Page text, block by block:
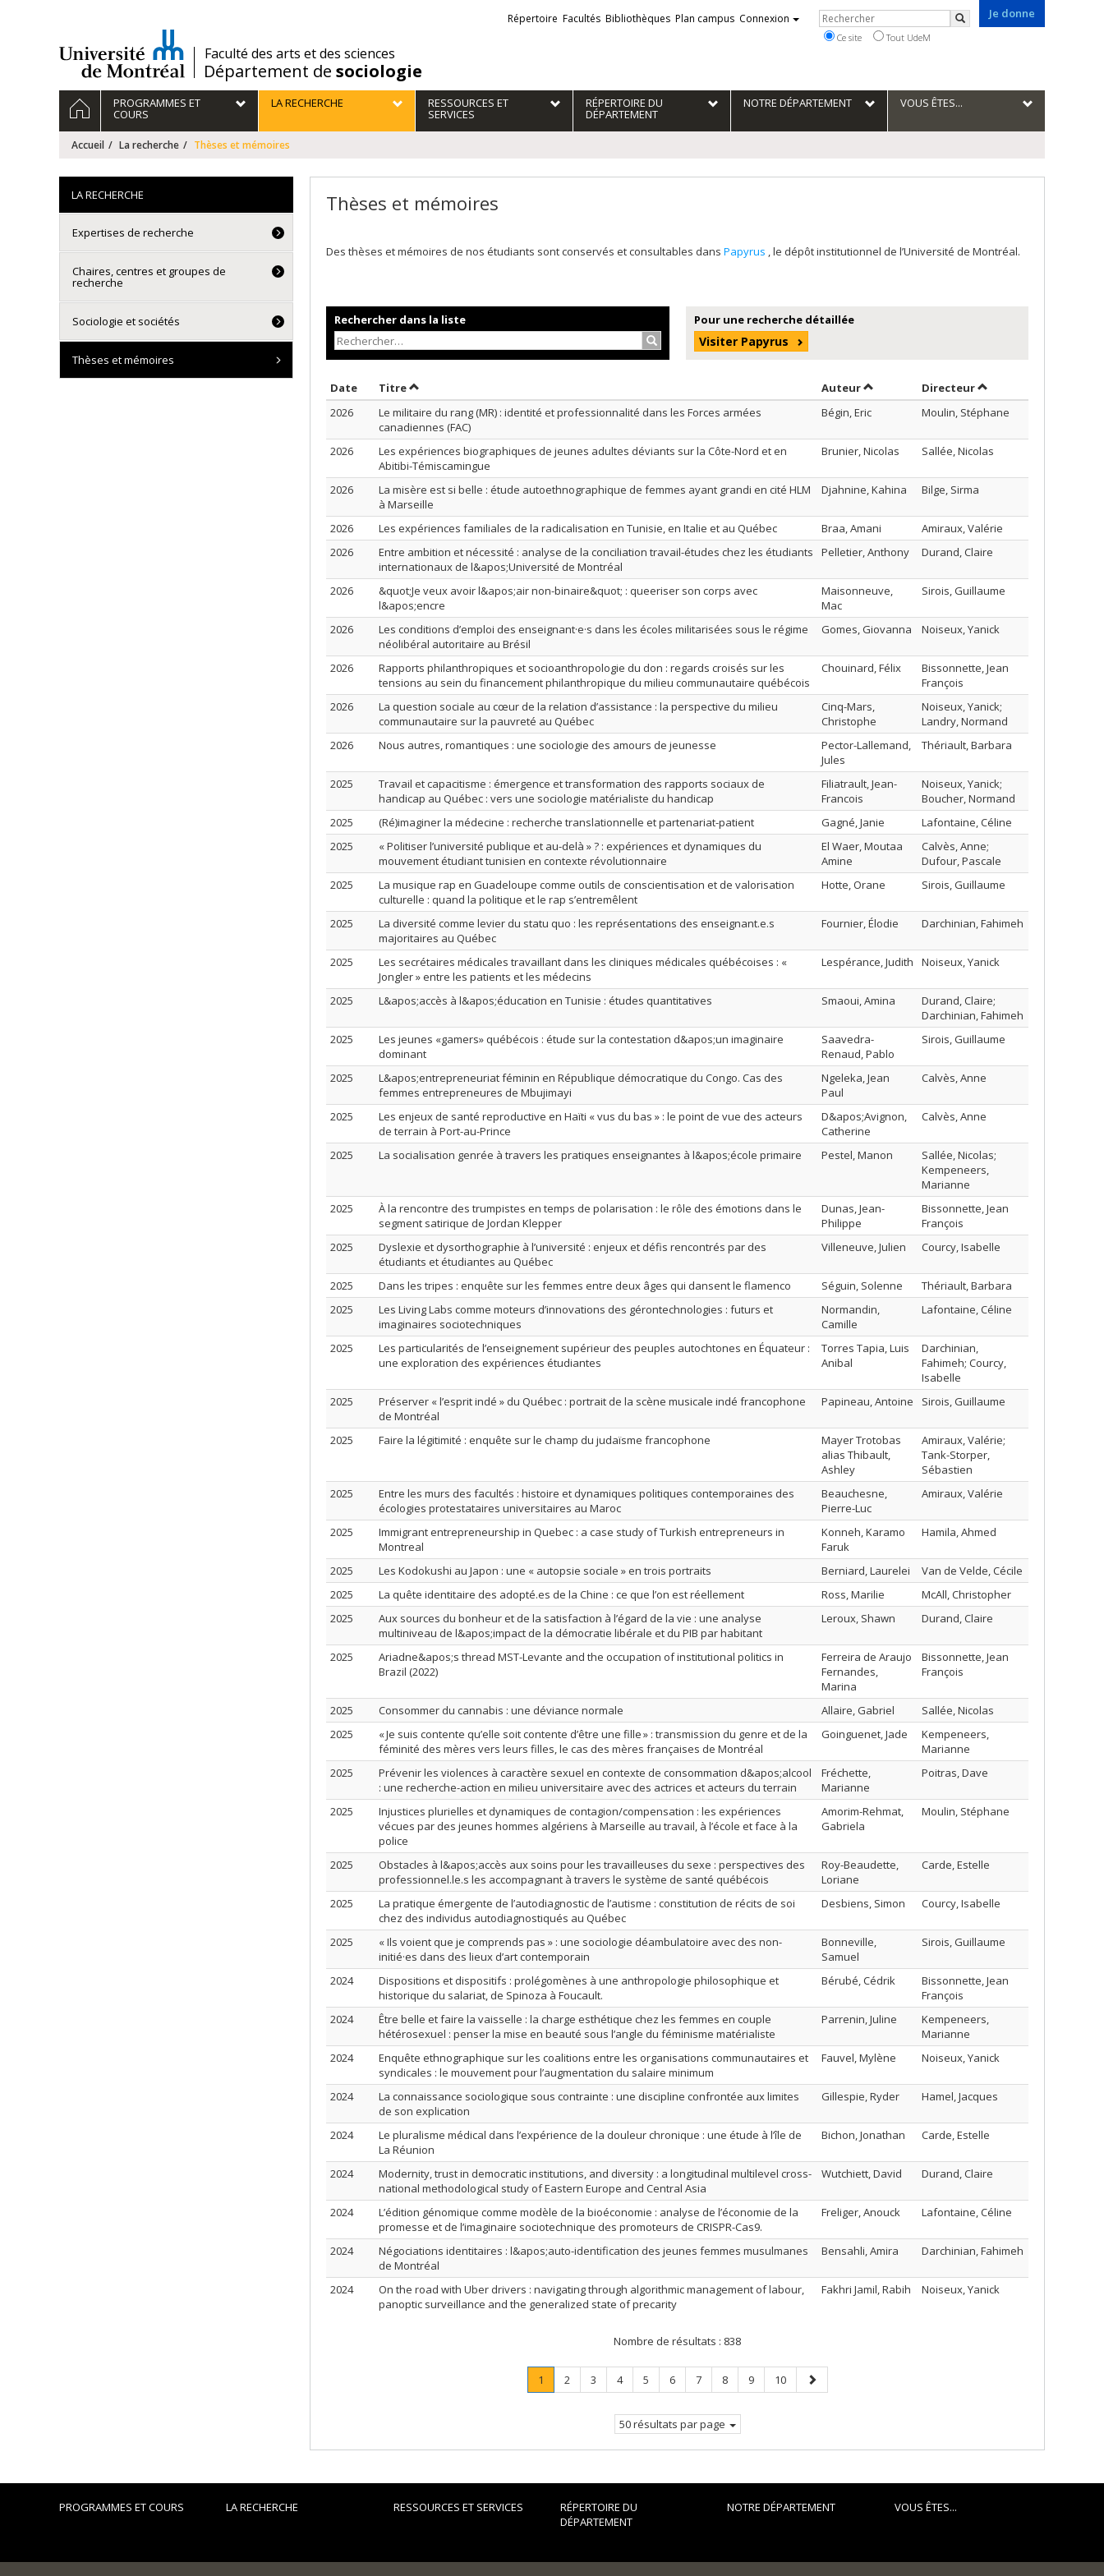
/Faculté des arts et des sciences
Département de sociologie
Je donne
Liens
externes
Répertoire Facultés Bibliothèques Plan campus Connexion Rechercher
Rechercher
Ce site Tout UdeM
Navigation
principale
ACCUEILPROGRAMMES ET
COURS
LA RECHERCHE RESSOURCES ET
SERVICES
RÉPERTOIRE DU
DÉPARTEMENT
NOTRE DÉPARTEMENT VOUS ÊTES...
Accueil La recherche Thèses et mémoires
Thèses et mémoires
Des thèses et mémoires de nos étudiants sont conservés et consultables dans Papyrus , le dépôt institutionnel de l’Université de Montréal.
Rechercher dans la liste
Rechercher…
Pour une recherche détaillée
Visiter Papyrus
Date Trier par date en ordre croissant
TitreTrier par titre en ordre croissant AuteurTrier par auteur en ordre croissant
Directeurpar contributeur en
2026
Le militaire du rang (MR) : identité et professionnalité dans les Forces armées
canadiennes (FAC)
Bégin, Eric Moulin, Stéphane
2026
Les expériences biographiques de jeunes adultes déviants sur la Côte-Nord et en
Abitibi-Témiscamingue
Brunier, Nicolas Sallée, Nicolas
2026
La misère est si belle : étude autoethnographique de femmes ayant grandi en cité HLM
à Marseille
Djahnine, Kahina Bilge, Sirma
2026 Les expériences familiales de la radicalisation en Tunisie, en Italie et au Québec Braa, Amani
Amiraux, Valérie
2026
Entre ambition et nécessité : analyse de la conciliation travail-études chez les étudiants
internationaux de l&apos;Université de Montréal
Pelletier, Anthony Durand, Claire
2026
&quot;Je veux avoir l&apos;air non-binaire&quot; : queeriser son corps avec
l&apos;encre
Maisonneuve,
Mac
Sirois, Guillaume
2026
Les conditions d’emploi des enseignant·e·s dans les écoles militarisées sous le régime
néolibéral autoritaire au Brésil
Gomes, Giovanna Noiseux, Yanick
2026
Rapports philanthropiques et socioanthropologie du don : regards croisés sur les
tensions au sein du financement philanthropique du milieu communautaire québécois
Chouinard, Félix
Bissonnette, Jean
François
2026
La question sociale au cœur de la relation d’assistance : la perspective du milieu
communautaire sur la pauvreté au Québec
Cinq-Mars,
Christophe
Noiseux, Yanick;
Landry, Normand
2026
Nous autres, romantiques : une sociologie des amours de jeunesse
Pector-Lallemand,
Jules
Thériault, Barbara
2025
Travail et capacitisme : émergence et transformation des rapports sociaux de
handicap au Québec : vers une sociologie matérialiste du handicap
Filiatrault, Jean-
Francois
Noiseux, Yanick;
Boucher, Normand
2025
(Ré)imaginer la médecine : recherche translationnelle et partenariat-patient Gagné, Janie
Lafontaine, Céline
2025
« Politiser l’université publique et au-delà » ? : expériences et dynamiques du
mouvement étudiant tunisien en contexte révolutionnaire
El Waer, Moutaa
Amine
Calvès, Anne;
Dufour, Pascale
2025
La musique rap en Guadeloupe comme outils de conscientisation et de valorisation
culturelle : quand la politique et le rap s’entremêlent
Hotte, Orane Sirois, Guillaume
2025
La diversité comme levier du statu quo : les représentations des enseignant.e.s
majoritaires au Québec
Fournier, Élodie Darchinian, Fahimeh
2025
Les secrétaires médicales travaillant dans les cliniques médicales québécoises : «
Jongler » entre les patients et les médecins
Lespérance, Judith Noiseux, Yanick
2025 L&apos;accès à l&apos;éducation en Tunisie : études quantitatives Smaoui, Amina
Durand, Claire;
Darchinian, Fahimeh
2025
Les jeunes «gamers» québécois : étude sur la contestation d&apos;un imaginaire
dominant
Saavedra-
Renaud, Pablo
Sirois, Guillaume
2025
L&apos;entrepreneuriat féminin en République démocratique du Congo. Cas des
femmes entrepreneures de Mbujimayi
Ngeleka, Jean
Paul
Calvès, Anne
2025
Les enjeux de santé reproductive en Haïti « vus du bas » : le point de vue des acteurs
de terrain à Port-au-Prince
D&apos;Avignon,
Catherine
Calvès, Anne
2025 La socialisation genrée à travers les pratiques enseignantes à l&apos;école primaire Pestel, Manon
Sallée, Nicolas;
Kempeneers,
Marianne
2025
À la rencontre des trumpistes en temps de polarisation : le rôle des émotions dans le
segment satirique de Jordan Klepper
Dunas, Jean-
Philippe
Bissonnette, Jean
François
2025
Dyslexie et dysorthographie à l’université : enjeux et défis rencontrés par des
étudiants et étudiantes au Québec
Villeneuve, Julien Courcy, Isabelle
2025 Dans les tripes : enquête sur les femmes entre deux âges qui dansent le flamenco Séguin, Solenne
Thériault, Barbara
2025
Les Living Labs comme moteurs d’innovations des gérontechnologies : futurs et
imaginaires sociotechniques
Normandin,
Camille
Lafontaine, Céline
2025
Les particularités de l’enseignement supérieur des peuples autochtones en Équateur :
une exploration des expériences étudiantes
Torres Tapia, Luis
Anibal
Darchinian,
Fahimeh; Courcy,
Isabelle
2025
Préserver « l’esprit indé » du Québec : portrait de la scène musicale indé francophone
de Montréal
Papineau, Antoine Sirois, Guillaume
2025 Faire la légitimité : enquête sur le champ du judaïsme francophone
Mayer Trotobas
alias Thibault,
Ashley
Amiraux, Valérie;
Tank-Storper,
Sébastien
2025
Entre les murs des facultés : histoire et dynamiques politiques contemporaines des
écologies protestataires universitaires au Maroc
Beauchesne,
Pierre-Luc
Amiraux, Valérie
2025
Immigrant entrepreneurship in Quebec : a case study of Turkish entrepreneurs in
Montreal
Konneh, Karamo
Faruk
Hamila, Ahmed
2025 Les Kodokushi au Japon : une « autopsie sociale » en trois portraits Berniard, Laurelei
Van de Velde, Cécile
2025
La quête identitaire des adopté.es de la Chine : ce que l’on est réellement Ross, Marilie
McAll, Christopher
2025
Aux sources du bonheur et de la satisfaction à l’égard de la vie : une analyse
multiniveau de l&apos;impact de la démocratie libérale et du PIB par habitant
Leroux, Shawn Durand, Claire
2025
Ariadne&apos;s thread MST-Levante and the occupation of institutional politics in
Brazil (2022)
Ferreira de Araujo
Fernandes,
Marina
Bissonnette, Jean
François
2025 Consommer du cannabis : une déviance normale Allaire, Gabriel
Sallée, Nicolas
2025
« Je suis contente qu’elle soit contente d’être une fille » : transmission du genre et de la
féminité des mères vers leurs filles, le cas des mères françaises de Montréal
Goinguenet, Jade
Kempeneers,
Marianne
2025
Prévenir les violences à caractère sexuel en contexte de consommation d&apos;alcool
: une recherche-action en milieu universitaire avec des actrices et acteurs du terrain
Fréchette,
Marianne
Poitras, Dave
2025
Injustices plurielles et dynamiques de contagion/compensation : les expériences
vécues par des jeunes hommes algériens à Marseille au travail, à l’école et face à la
police
Amorim-Rehmat,
Gabriela
Moulin, Stéphane
2025
Obstacles à l&apos;accès aux soins pour les travailleuses du sexe : perspectives des
professionnel.le.s les accompagnant à travers le système de santé québécois
Roy-Beaudette,
Loriane
Carde, Estelle
2025
La pratique émergente de l’autodiagnostic de l’autisme : constitution de récits de soi
chez des individus autodiagnostiqués au Québec
Desbiens, Simon Courcy, Isabelle
2025
« Ils voient que je comprends pas » : une sociologie déambulatoire avec des non-
initié·es dans des lieux d’art contemporain
Bonneville,
Samuel
Sirois, Guillaume
2024
Dispositions et dispositifs : prolégomènes à une anthropologie philosophique et
historique du salariat, de Spinoza à Foucault.
Bérubé, Cédrik
Bissonnette, Jean
François
2024
Être belle et faire la vaisselle : la charge esthétique chez les femmes en couple
hétérosexuel : penser la mise en beauté sous l’angle du féminisme matérialiste
Parrenin, Juline
Kempeneers,
Marianne
2024
Enquête ethnographique sur les coalitions entre les organisations communautaires et
syndicales : le mouvement pour l’augmentation du salaire minimum
Fauvel, Mylène Noiseux, Yanick
2024
La connaissance sociologique sous contrainte : une discipline confrontée aux limites
de son explication
Gillespie, Ryder Hamel, Jacques
2024
Le pluralisme médical dans l’expérience de la douleur chronique : une étude à l’île de
La Réunion
Bichon, Jonathan Carde, Estelle
2024
Modernity, trust in democratic institutions, and diversity : a longitudinal multilevel cross-
national methodological study of Eastern Europe and Central Asia
Wutchiett, David Durand, Claire
2024
L’édition génomique comme modèle de la bioéconomie : analyse de l’économie de la
promesse et de l’imaginaire sociotechnique des promoteurs de CRISPR-Cas9.
Freliger, Anouck Lafontaine, Céline
2024
Négociations identitaires : l&apos;auto-identification des jeunes femmes musulmanes
de Montréal
Bensahli, Amira Darchinian, Fahimeh
2024
On the road with Uber drivers : navigating through algorithmic management of labour,
panoptic surveillance and the generalized state of precarity
Fakhri Jamil, Rabih Noiseux, Yanick
Nombre de résultats : 838
Page
1
Page
Page
2 Page
3 Page
4 Page
5 Page
6 Page
7 Page
8 Page
9 Page
10
Page
suivante
50 résultats par page
LA RECHERCHE
Expertises de recherche
Chaires, centres et groupes de
recherche
Sociologie et sociétés
Thèses et mémoires
PROGRAMMES ET COURS LA RECHERCHE RESSOURCES ET SERVICES
RÉPERTOIRE DU
DÉPARTEMENT
NOTRE DÉPARTEMENT VOUS ÊTES...